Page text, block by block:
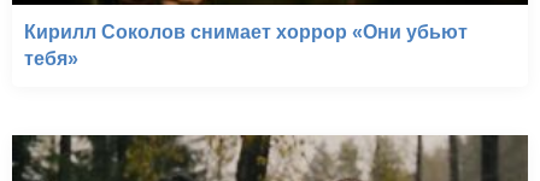
Кирилл Соколов снимает хоррор «Они убьют
тебя»